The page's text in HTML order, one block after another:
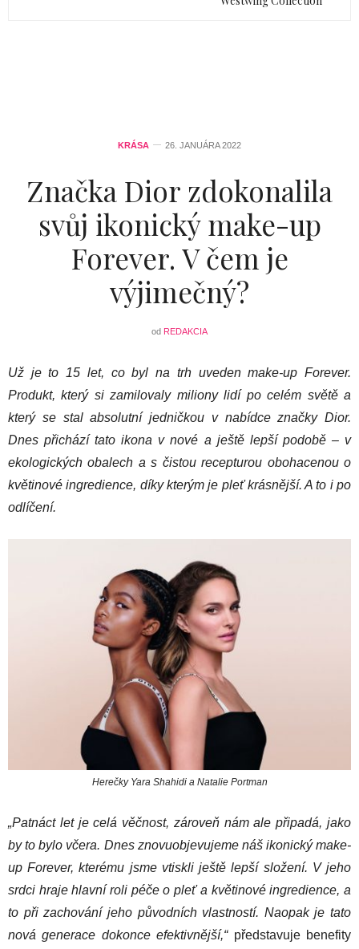
KRÁSA 26. JANUÁRA 2022
Značka Dior zdokonalila
svůj ikonický make-up
Forever. V čem je
výjimečný?
od REDAKCIA
Už je to 15 let, co byl na trh uveden make-up Forever.
Produkt, který si zamilovaly miliony lidí po celém světě a
který se stal absolutní jedničkou v nabídce značky Dior.
Dnes přichází tato ikona v nové a ještě lepší podobě – v
ekologických obalech a s čistou recepturou obohacenou o
květinové ingredience, díky kterým je pleť krásnější. A to i po
odlíčení.
Herečky Yara Shahidi a Natalie Portman
„Patnáct let je celá věčnost, zároveň nám ale připadá, jako
by to bylo včera. Dnes znovuobjevujeme náš ikonický make-
up Forever, kterému jsme vtiskli ještě lepší složení. V jeho
srdci hraje hlavní roli péče o pleť a květinové ingredience, a
to při zachování jeho původních vlastností. Naopak je tato
nová generace dokonce efektivnější,“představuje benefity